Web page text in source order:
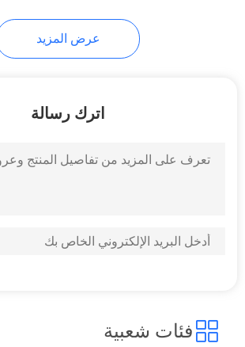
مضخة زيت
ناعم
عرض المزيد
اترك رسالة
فئات شعبية